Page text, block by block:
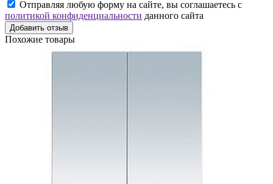
Отправляя любую форму на сайте, вы соглашаетесь с
политикой конфиденциальности данного сайта
Добавить отзыв
Похожие товары